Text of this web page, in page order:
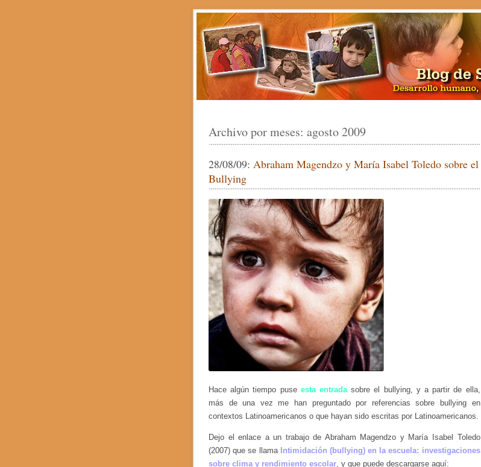
Archivo por meses: agosto 2009
28/08/09: Abraham Magendzo y María Isabel Toledo sobre el
Bullying
Hace algún tiempo puse esta entradasobre el bullying, y a partir de ella,
más de una vez me han preguntado por referencias sobre bullying en
contextos Latinoamericanos o que hayan sido escritas por Latinoamericanos.
Dejo el enlace a un trabajo de Abraham Magendzo y María Isabel Toledo
(2007) que se llama Intimidación (bullying) en la escuela: investigaciones
sobre clima y rendimiento escolar, y que puede descargarse aquí: